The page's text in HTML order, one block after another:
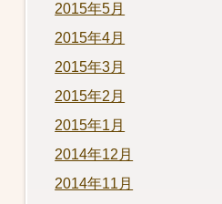
2015年5月
2015年4月
2015年3月
2015年2月
2015年1月
2014年12月
2014年11月